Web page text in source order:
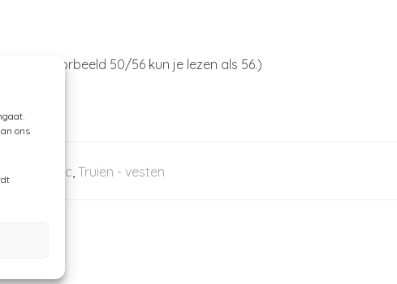
ons
Bijvoorbeeld 50/56 kun je lezen als 56.)
Puri Organic Truien - vesten